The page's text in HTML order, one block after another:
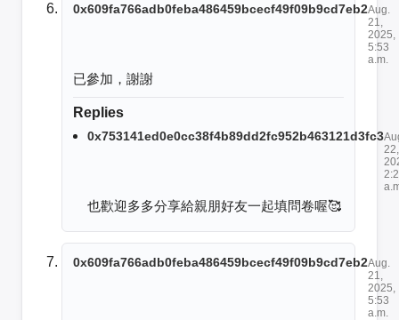
0x609fa766adb0feba486459bcecf49f09b9cd7eb2Aug.
21,
2025,
5:53
a.m.
已參加，謝謝
Replies
0x753141ed0e0cc38f4b89dd2fc952b463121d3fc3
22,
也歡迎多多分享給親朋好友一起填問卷喔🥰
0x609fa766adb0feba486459bcecf49f09b9cd7eb2Aug.
21,
2025,
5:53
a.m.